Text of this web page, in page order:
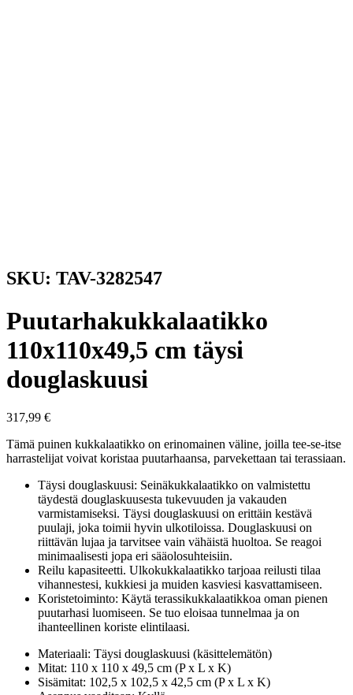
SKU: TAV-3282547
Puutarhakukkalaatikko
110x110x49,5 cm täysi
douglaskuusi
317,99 €
Tämä puinen kukkalaatikko on erinomainen väline, joilla tee-se-itse
harrastelijat voivat koristaa puutarhaansa, parvekettaan tai terassiaan.
Täysi douglaskuusi: Seinäkukkalaatikko on valmistettu
täydestä douglaskuusesta tukevuuden ja vakauden
varmistamiseksi. Täysi douglaskuusi on erittäin kestävä
puulaji, joka toimii hyvin ulkotiloissa. Douglaskuusi on
riittävän lujaa ja tarvitsee vain vähäistä huoltoa. Se reagoi
minimaalisesti jopa eri sääolosuhteisiin.
Reilu kapasiteetti. Ulkokukkalaatikko tarjoaa reilusti tilaa
vihannestesi, kukkiesi ja muiden kasviesi kasvattamiseen.
Koristetoiminto: Käytä terassikukkalaatikkoa oman pienen
puutarhasi luomiseen. Se tuo eloisaa tunnelmaa ja on
ihanteellinen koriste elintilaasi.
Materiaali: Täysi douglaskuusi (käsittelemätön)
Mitat: 110 x 110 x 49,5 cm (P x L x K)
Sisämitat: 102,5 x 102,5 x 42,5 cm (P x L x K)